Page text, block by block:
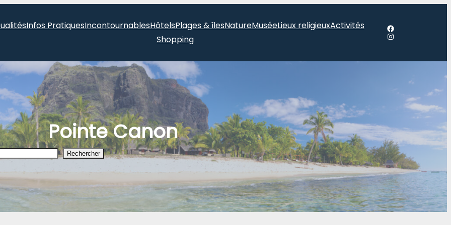
Infos PratiquesIncontournablesHôtelsPlages & îlesNatureMuséeLieux religieuxActivités
Shopping
Facebook
Instagram
Pointe Canon
Rechercher